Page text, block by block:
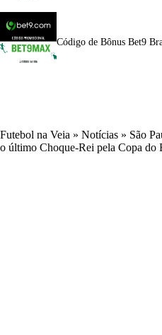
Código de Bônus Bet9
Futebol na Veia » Notícias » São
o último Choque-Rei pela Copa do